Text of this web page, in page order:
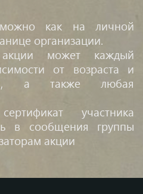
можно как на личной
организации.
акции может каждый
от возраста и
а также любая
участника
в сообщения группы
акции